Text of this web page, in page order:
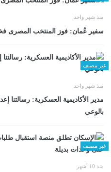
منذ شهر واحد
سفير عُمان: فوز المنتخب المصرى
غير مصنف
منذ شهر واحد
مدير الأكاديمية العسكرية: رسالتنا
بالوعي
غير مصنف
منذ 10 أشهر